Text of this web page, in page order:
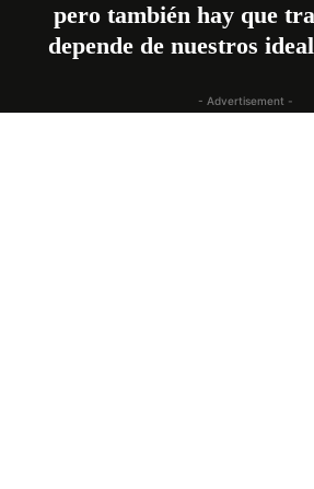
pero también hay que
depende de nuestros
- Advertisement -